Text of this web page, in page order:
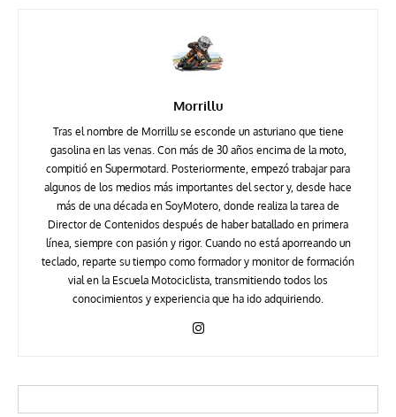
Morrillu
Tras el nombre de Morrillu se esconde un asturiano que tiene
gasolina en las venas. Con más de 30 años encima de la moto,
compitió en Supermotard. Posteriormente, empezó trabajar para
algunos de los medios más importantes del sector y, desde hace
más de una década en SoyMotero, donde realiza la tarea de
Director de Contenidos después de haber batallado en primera
línea, siempre con pasión y rigor. Cuando no está aporreando un
teclado, reparte su tiempo como formador y monitor de formación
vial en la Escuela Motociclista, transmitiendo todos los
conocimientos y experiencia que ha ido adquiriendo.